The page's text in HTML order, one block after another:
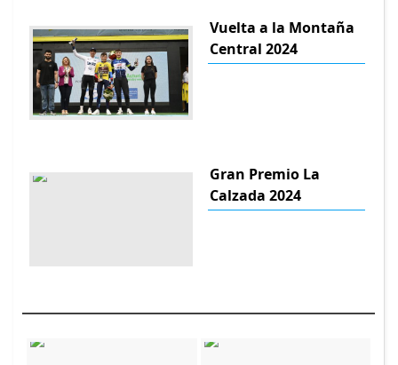
Vuelta a la Montaña
Central 2024
Gran Premio La
Calzada 2024